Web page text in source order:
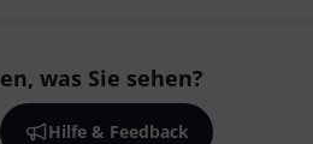
was Sie sehen?
Hilfe & Feedback